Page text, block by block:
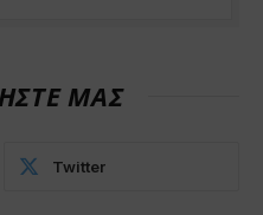
ΜΑΣ
Twitter